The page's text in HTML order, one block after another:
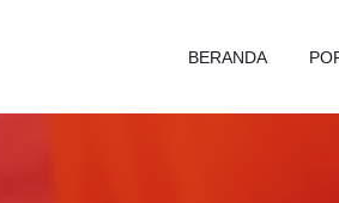
BERANDA